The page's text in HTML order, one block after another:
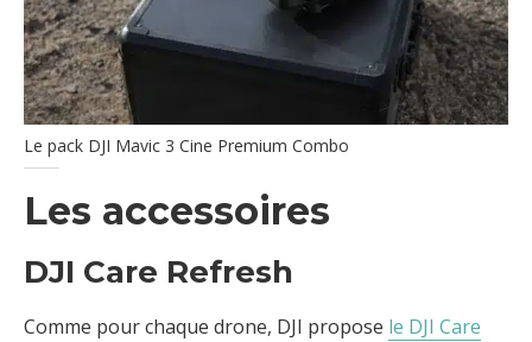
Le pack DJI Mavic 3 Cine Premium Combo
Les accessoires
DJI Care Refresh
Comme pour chaque drone, DJI propose le DJI Care